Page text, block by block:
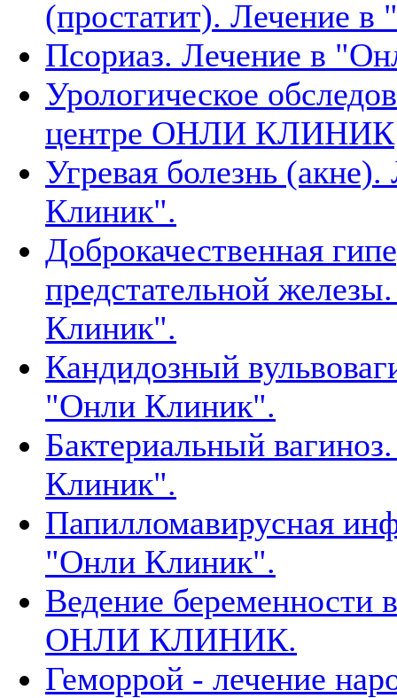
(простатит). Лечение
Псориаз. Лечение в
Урологическое
центре ОНЛИ КЛИНИК
Угревая болезнь
Клиник".
Доброкачественная
предстательной
Клиник".
Кандидозный
"Онли Клиник".
Бактериальный
Клиник".
Папилломавирусная
"Онли Клиник".
Ведение
ОНЛИ КЛИНИК.
Геморрой - лечение